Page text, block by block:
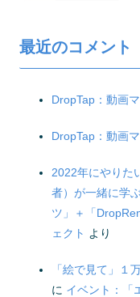
最近のコメント
DropTap：動画
DropTap：動画
2022年にやりた
者）が一緒に学
ツ」＋「
ェクト より
「絵で見て」１
に イベント：「